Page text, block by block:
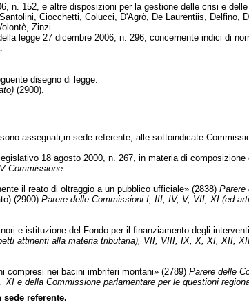
n. 152, e altre disposizioni per la gestione delle crisi e
Ciocchetti, Colucci, D'Agrò, De Laurentiis, Delfino,
Zinzi.
legge 27 dicembre 2006, n. 296, concernente indici di
disegno di legge:
(2900).
assegnati,in sede referente, alle sottoindicate
18 agosto 2000, n. 267, in materia di composizione
Commissione.
il reato di oltraggio a un pubblico ufficiale» (2838) Parere
(2900) Parere delle Commissioni I, III, IV, V, VII, XI (ed
e istituzione del Fondo per il finanziamento degli
attinenti alla materia tributaria), VII, VIII, IX, X, XI, XII,
compresi nei bacini imbriferi montani» (2789) Parere delle
e della Commissione parlamentare per le questioni
referente.